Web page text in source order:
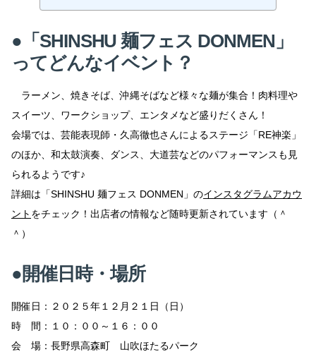
●「SHINSHU 麺フェス DONMEN」
ってどんなイベント？
ラーメン、焼きそば、沖縄そばなど様々な麺が集合！肉料理や
スイーツ、ワークショップ、エンタメなど盛りだくさん！
会場では、芸能表現師・久高徹也さんによるステージ「RE神楽」
のほか、和太鼓演奏、ダンス、大道芸などのパフォーマンスも見
られるようです♪
詳細は「SHINSHU 麺フェス DONMEN」のインスタグラムアカウ
ント をチェック！出店者の情報など随時更新されています（＾
＾）
●開催日時・場所
開催日：２０２５年１２月２１日（日）
時 間：１０：００～１６：００
会 場：長野県高森町 山吹ほたるパーク